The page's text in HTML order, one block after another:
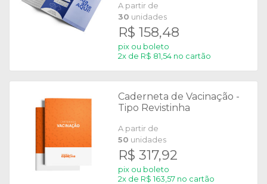
A partir de
30 unidades
R$ 158,48
pix ou boleto
2x de R$ 81,54 no cartão
Caderneta de Vacinação -
Tipo Revistinha
A partir de
50 unidades
R$ 317,92
pix ou boleto
2x de R$ 163,57 no cartão